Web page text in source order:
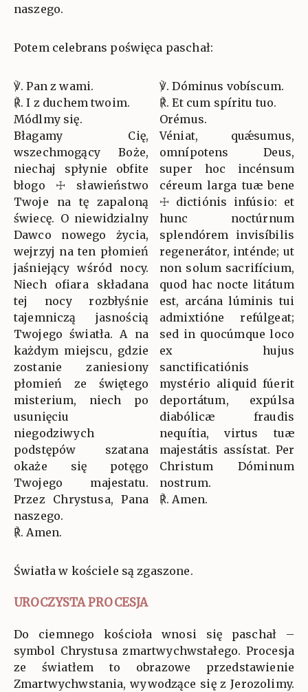
naszego.
Potem celebrans poświęca paschał:
℣. Pan z wami.
℟. I z duchem twoim.
Módlmy się.
Błagamy Cię,
wszechmogący Boże,
niechaj spłynie obfite
błogo ☩ sławieństwo
Twoje na tę zapaloną
świecę. O niewidzialny
Dawco nowego życia,
wejrzyj na ten płomień
jaśniejący wśród nocy.
Niech ofiara składana
tej nocy rozbłyśnie
tajemniczą jasnością
Twojego światła. A na
każdym miejscu, gdzie
zostanie zaniesiony
płomień ze świętego
misterium, niech po
usunięciu
niegodziwych
podstępów szatana
okaże się potęgo
Twojego majestatu.
Przez Chrystusa, Pana
naszego.
℟. Amen.
℣. Dóminus vobíscum.
℟. Et cum spíritu tuo.
Orémus.
Véniat, quǽsumus,
omnípotens Deus,
super hoc incénsum
céreum larga tuæ bene
☩ dictiónis infúsio: et
hunc noctúrnum
splendórem invisíbilis
regenerátor, inténde; ut
non solum sacrifícium,
quod hac nocte litátum
est, arcána lúminis tui
admixtióne refúlgeat;
sed in quocúmque loco
ex hujus
sanctificatiónis
mystério aliquid fúerit
deportátum, expúlsa
diabólicæ fraudis
nequítia, virtus tuæ
majestátis assístat. Per
Christum Dóminum
nostrum.
℟. Amen.
Światła w kościele są zgaszone.
UROCZYSTA PROCESJA
Do ciemnego kościoła wnosi się paschał –
symbol Chrystusa zmartwychwstałego. Procesja
ze światłem to obrazowe przedstawienie
Zmartwychwstania, wywodzące się z Jerozolimy.